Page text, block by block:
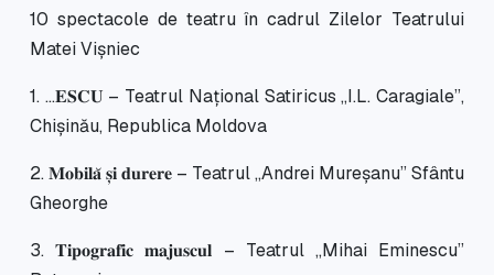
10 spectacole de teatru în cadrul Zilelor Teatrului
Matei Vișniec
1. ...𝐄𝐒𝐂𝐔 – Teatrul Național Satiricus „I.L. Caragiale”,
Chișinău, Republica Moldova
2. 𝐌𝐨𝐛𝐢𝐥𝐚̆ 𝐬̦𝐢 𝐝𝐮𝐫𝐞𝐫𝐞 – Teatrul „Andrei Mureșanu” Sfântu
Gheorghe
3. 𝐓𝐢𝐩𝐨𝐠𝐫𝐚𝐟𝐢𝐜 𝐦𝐚𝐣𝐮𝐬𝐜𝐮𝐥 – Teatrul „Mihai Eminescu”